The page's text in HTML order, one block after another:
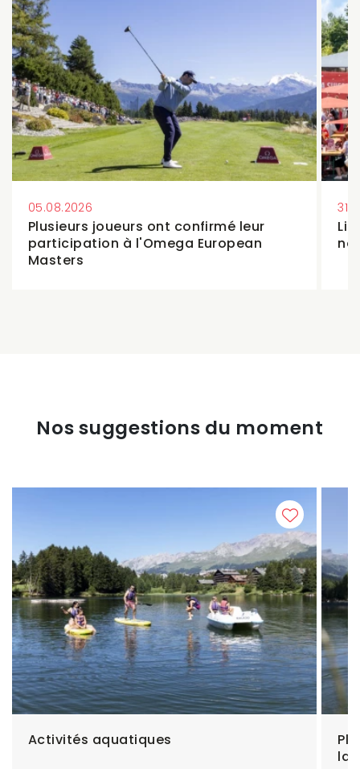
05.08.2026
Plusieurs joueurs ont confirmé leur
participation à l'Omega European
Masters
Nos suggestions du moment
Activités aquatiques
la